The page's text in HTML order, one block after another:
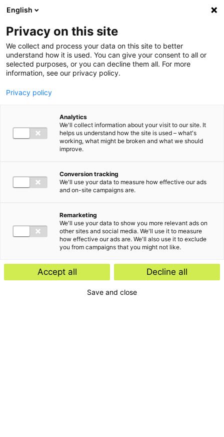
Ga direct naar de inhoud
English
Privacy on this site
We collect and process your data on this site to better
understand how it is used. You can give your consent to all or
selected purposes, or you can decline them all. For more
information, see our privacy policy.
Privacy policy
Analytics
We'll collect information about your visit to our site. It
helps us understand how the site is used – what's
working, what might be broken and what we should
improve.
Conversion tracking
We'll use your data to measure how effective our ads
and on-site campaigns are.
Remarketing
We'll use your data to show you more relevant ads on
other sites and social media. We'll use it to measure
how effective our ads are. We'll also use it to exclude
you from campaigns that you might not like.
Accept all Decline all
Save and close